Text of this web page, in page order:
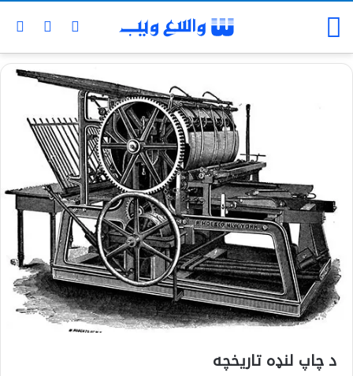
د چاپ لنډه تاريخچه